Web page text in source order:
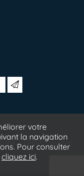
CPRST / plaintes
votre
la navigation
Pour consulter
cliquez ici.